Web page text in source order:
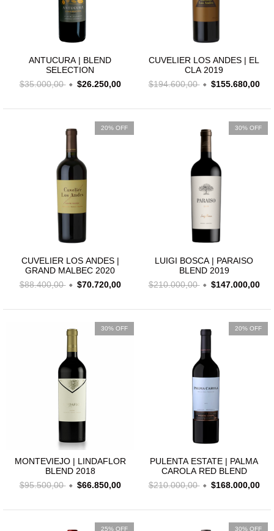
ANTUCURA | BLEND
SELECTION
$35.000,00
$26.250,00
CUVELIER LOS ANDES | EL
CLA 2019
$194.600,00
$155.680,00
20% OFF
CUVELIER LOS ANDES |
GRAND MALBEC 2020
$88.400,00
$70.720,00
30% OFF
LUIGI BOSCA | PARAISO
BLEND 2019
$210.000,00
$147.000,00
30% OFF
MONTEVIEJO | LINDAFLOR
BLEND 2018
$95.500,00
$66.850,00
20% OFF
PULENTA ESTATE | PALMA
CAROLA RED BLEND
$210.000,00
$168.000,00
25% OFF 30% OFF